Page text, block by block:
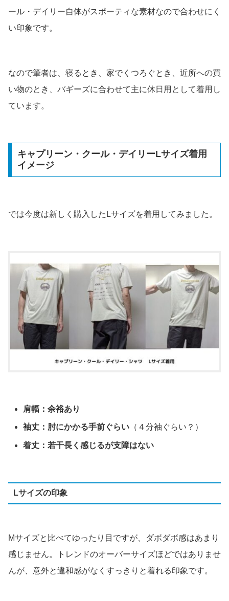
ール・デイリー自体がスポーティな素材なので合わせにく
い印象です。
なので筆者は、寝るとき、家でくつろぐとき、近所への買
い物のとき、バギーズに合わせて主に休日用として着用し
ています。
キャプリーン・クール・デイリーLサイズ着用
イメージ
では今度は新しく購入したLサイズを着用してみました。
肩幅：余裕あり
袖丈：肘にかかる手前ぐらい （４分袖ぐらい？）
着丈：若干長く感じるが支障はない
Lサイズの印象
Mサイズと比べてゆったり目ですが、ダボダボ感はあまり
感じません。トレンドのオーバーサイズほどではありませ
んが、意外と違和感がなくすっきりと着れる印象です。